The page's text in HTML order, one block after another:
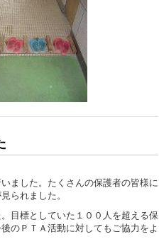
ました。たくさんの保護者の皆様に
られました。
目標としていた１００人を超える保
のＰＴＡ活動に対してもご協力をよ